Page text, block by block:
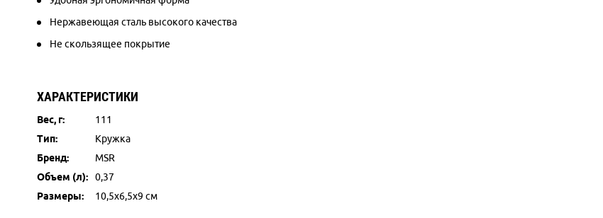
Нержавеющая сталь высокого качества
Не скользящее покрытие
ХАРАКТЕРИСТИКИ
Вес, г:
111
Тип:
Кружка
Бренд:
MSR
Объем (л):
0,37
Размеры:
10,5х6,5х9 см